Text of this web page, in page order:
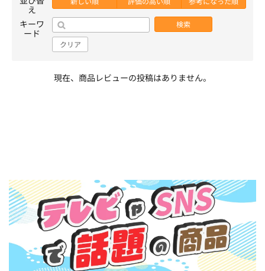
え
キーワ
ード
検索
クリア
現在、商品レビューの投稿はありません。